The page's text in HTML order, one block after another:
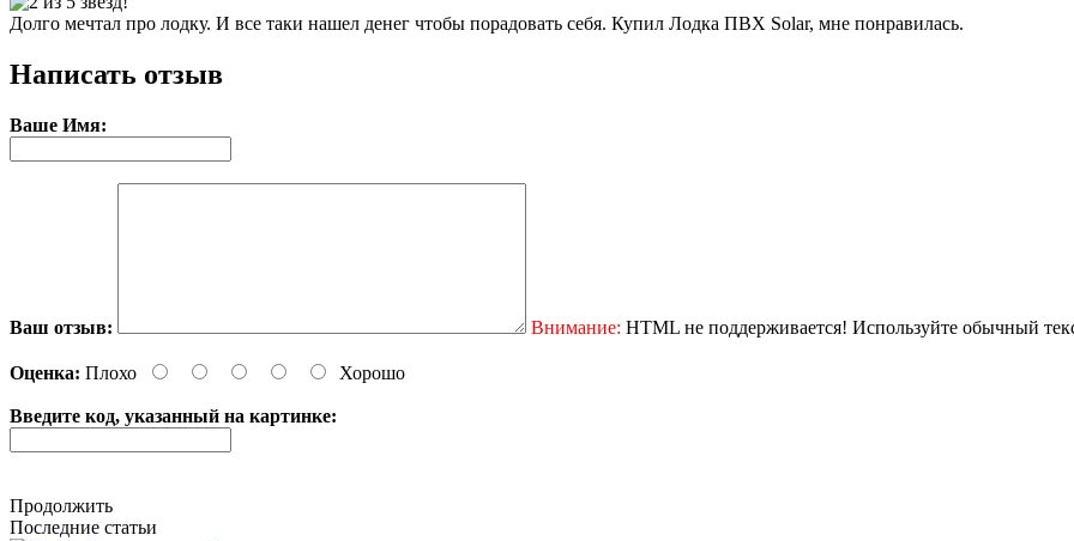
Долго мечтал про лодку. И все таки нашел денег чтобы порадовать себя. Купил Лодка ПВХ Solar, мне понравилась.
Написать отзыв
Ваше Имя:
Ваш отзыв: Внимание: HTML не поддерживается! Используйте обычный
Оценка: Плохо Хорошо
Введите код, указанный на картинке:
Продолжить
Последние статьи